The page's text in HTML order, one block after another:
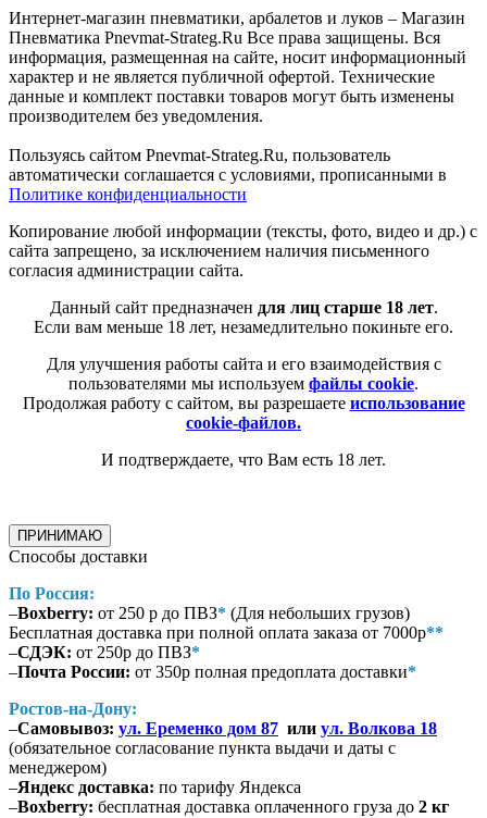
Интернет-магазин пневматики, арбалетов и луков – Магазин
Пневматика Pnevmat-Strateg.Ru Все права защищены. Вся
информация, размещенная на сайте, носит информационный
характер и не является публичной офертой. Технические
данные и комплект поставки товаров могут быть изменены
производителем без уведомления.
Пользуясь сайтом Pnevmat-Strateg.Ru, пользователь
автоматически соглашается с условиями, прописанными в
Политике конфиденциальности
Копирование любой информации (тексты, фото, видео и др.) с
сайта запрещено, за исключением наличия письменного
согласия администрации сайта.
Данный сайт предназначен для лиц старше 18 лет.
Если вам меньше 18 лет, незамедлительно покиньте его.
Для улучшения работы сайта и его взаимодействия с
пользователями мы используем файлы cookie.
Продолжая работу с сайтом, вы разрешаете использование
cookie-файлов.
И подтверждаете, что Вам есть 18 лет.
ПРИНИМАЮ
Способы доставки
По Россия:
–Boxberry: от 250 р до ПВЗ* (Для небольших грузов)
Бесплатная доставка при полной оплата заказа от 7000р**
–СДЭК: от 250р до ПВЗ*
–Почта России: от 350р полная предоплата доставки*
Ростов-на-Дону:
–Самовывоз: ул. Еременко дом 87 или ул. Волкова 18
(обязательное согласование пункта выдачи и даты с
менеджером)
–Яндекс доставка: по тарифу Яндекса
–Boxberry: бесплатная доставка оплаченного груза до 2 кг